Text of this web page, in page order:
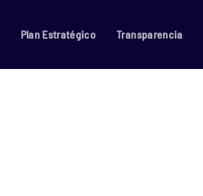
Plan Estratégico Transparencia